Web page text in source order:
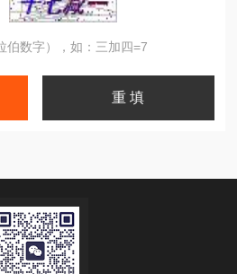
伯数字），如：三加四=7